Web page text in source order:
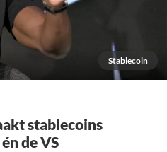
Stablecoin
stablecoins
de VS